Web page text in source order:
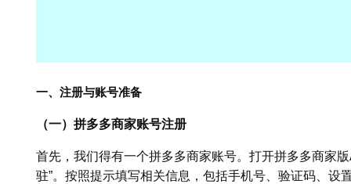
一、注册与账号准备
（一）拼多多商家账号注册
首先，我们得有一个拼多多商家账号。打开拼多多商家
驻”。按照提示填写相关信息，包括手机号、验证码、设